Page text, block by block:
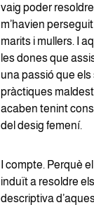
vaig poder
m’havien
marits i mullers. I
les dones que
una passió que
pràctiques
acaben tenint
del desig femení.
I compte. Perquè
induït a resoldre
descriptiva